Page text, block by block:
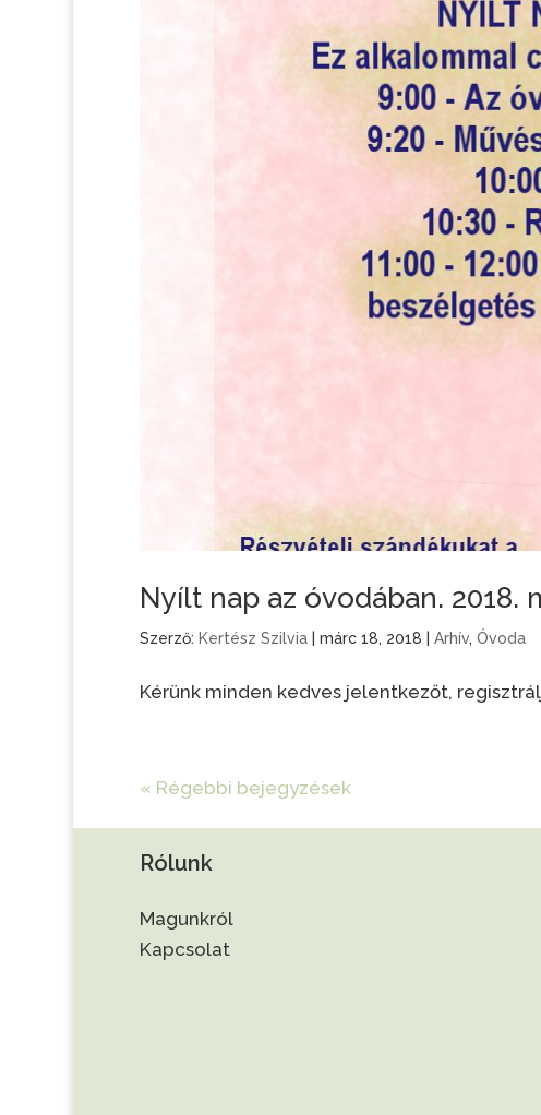
Nyílt nap az óvodában. 2018.
Szerző: Kertész Szilvia| márc 18, 2018 Arhív, Óvoda
Kérünk minden kedves jelentkezőt,
« Régebbi bejegyzések
Rólunk
Magunkról
Kapcsolat